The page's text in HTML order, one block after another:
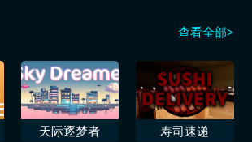
查看全部>
天际逐梦者 寿司速递